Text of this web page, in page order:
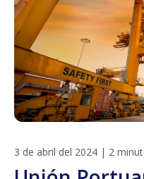
3 de abril del 2024 | 2